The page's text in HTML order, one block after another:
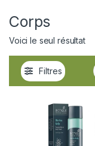
Corps
Voici le seul résultat
Filtres